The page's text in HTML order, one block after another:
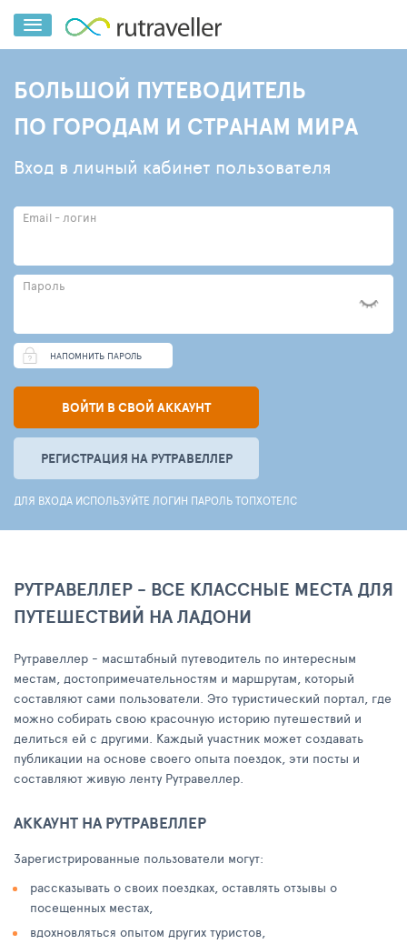
БОЛЬШОЙ ПУТЕВОДИТЕЛЬ
ПО ГОРОДАМ И СТРАНАМ МИРА
Вход в личный кабинет пользователя
Email - логин
Пароль
НАПОМНИТЬ ПАРОЛЬ
ВОЙТИ В СВОЙ АККАУНТ
РЕГИСТРАЦИЯ НА РУТРАВЕЛЛЕР
ДЛЯ ВХОДА ИСПОЛЬЗУЙТЕ ЛОГИН ПАРОЛЬ ТОПХОТЕЛС
РУТРАВЕЛЛЕР - ВСЕ КЛАССНЫЕ МЕСТА ДЛЯ
ПУТЕШЕСТВИЙ НА ЛАДОНИ
Рутравеллер - масштабный путеводитель по интересным
местам, достопримечательностям и маршрутам, который
составляют сами пользователи. Это туристический портал, где
можно собирать свою красочную историю путешествий и
делиться ей с другими. Каждый участник может создавать
публикации на основе своего опыта поездок, эти посты и
составляют живую ленту Рутравеллер.
АККАУНТ НА РУТРАВЕЛЛЕР
Зарегистрированные пользователи могут:
рассказывать о своих поездках, оставлять отзывы о
посещенных местах,
вдохновляться опытом других туристов,